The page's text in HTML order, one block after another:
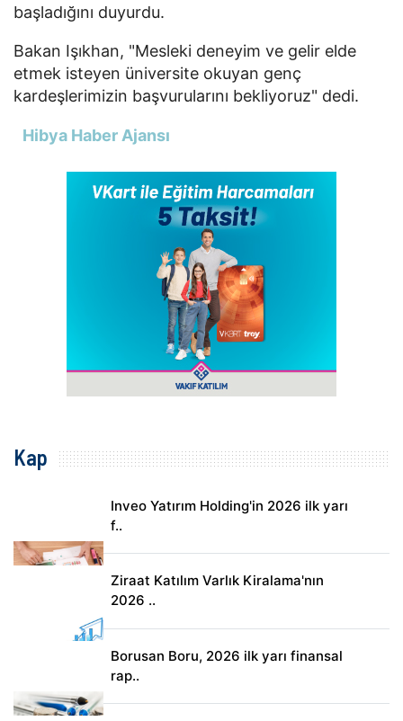
başladığını duyurdu.
Bakan Işıkhan, "Mesleki deneyim ve gelir elde
etmek isteyen üniversite okuyan genç
kardeşlerimizin başvurularını bekliyoruz" dedi.
Hibya Haber Ajansı
Kap
Inveo Yatırım Holding'in 2026 ilk yarı
f..
Ziraat Katılım Varlık Kiralama'nın
2026 ..
Borusan Boru, 2026 ilk yarı finansal
rap..